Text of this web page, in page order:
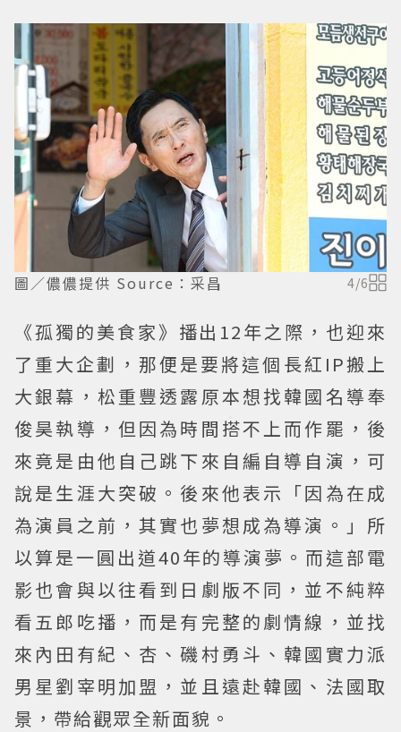
圖／儂儂提供 Source：采昌 4/6
《孤獨的美食家》播出12年之際，也迎來
了重大企劃，那便是要將這個長紅IP搬上
大銀幕，松重豐透露原本想找韓國名導奉
俊昊執導，但因為時間搭不上而作罷，後
來竟是由他自己跳下來自編自導自演，可
說是生涯大突破。後來他表示「因為在成
為演員之前，其實也夢想成為導演。」所
以算是一圓出道40年的導演夢。而這部電
影也會與以往看到日劇版不同，並不純粹
看五郎吃播，而是有完整的劇情線，並找
來內田有紀、杏、磯村勇斗、韓國實力派
男星劉宰明加盟，並且遠赴韓國、法國取
景，帶給觀眾全新面貌。